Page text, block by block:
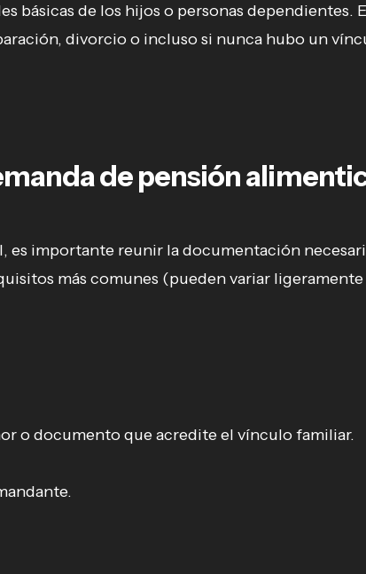
básicas de los hijos o personas dependientes.
divorcio o incluso si nunca hubo un
de pensión
es importante reunir la documentación
más comunes (pueden variar ligeramente
o documento que acredite el vínculo familiar.